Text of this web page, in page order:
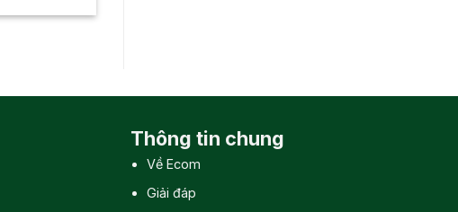
Thông tin chung
Về Ecom
Giải đáp